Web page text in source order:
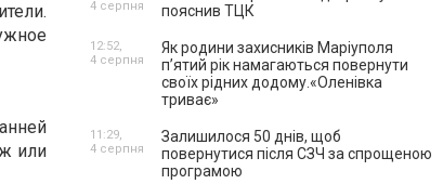
или
пояснив ТЦК
4 серпня
Як родини захисників Маріуполя
пʼятий рік намагаються повернути
своїх рідних додому.«Оленівка
триває»
12:52,
4 серпня
Залишилося 50 днів, щоб
повернутися після СЗЧ за спрощеною
програмою
11:29,
4 серпня